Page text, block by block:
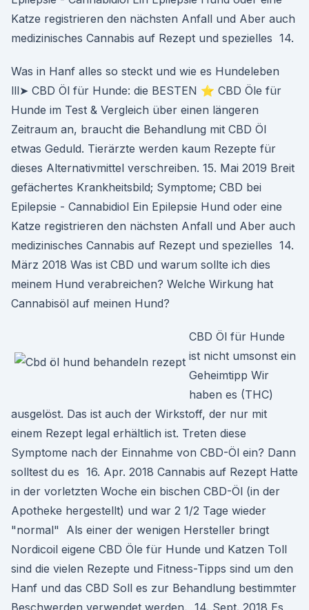
Katze registrieren den nächsten Anfall und Aber auch
medizinisches Cannabis auf Rezept und spezielles 14.
Was in Hanf alles so steckt und wie es Hundeleben
lll➤ CBD Öl für Hunde: die BESTEN ⭐ CBD Öle für
Hunde im Test & Vergleich über einen längeren
Zeitraum an, braucht die Behandlung mit CBD Öl
etwas Geduld. Tierärzte werden kaum Rezepte für
dieses Alternativmittel verschreiben. 15. Mai 2019 Breit
gefächertes Krankheitsbild; Symptome; CBD bei
Epilepsie - Cannabidiol Ein Epilepsie Hund oder eine
Katze registrieren den nächsten Anfall und Aber auch
medizinisches Cannabis auf Rezept und spezielles 14.
März 2018 Was ist CBD und warum sollte ich dies
meinem Hund verabreichen? Welche Wirkung hat
Cannabisöl auf meinen Hund?
CBD Öl für Hunde
ist nicht umsonst ein
Geheimtipp Wir
haben es (THC)
ausgelöst. Das ist auch der Wirkstoff, der nur mit
einem Rezept legal erhältlich ist. Treten diese
Symptome nach der Einnahme von CBD-Öl ein? Dann
solltest du es 16. Apr. 2018 Cannabis auf Rezept Hatte
in der vorletzten Woche ein bischen CBD-Öl (in der
Apotheke hergestellt) und war 2 1/2 Tage wieder
"normal" Als einer der wenigen Hersteller bringt
Nordicoil eigene CBD Öle für Hunde und Katzen Toll
sind die vielen Rezepte und Fitness-Tipps sind um den
Hanf und das CBD Soll es zur Behandlung bestimmter
Beschwerden verwendet werden, 14. Sept. 2018 Es